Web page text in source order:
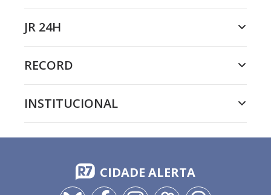
JR 24H
RECORD
INSTITUCIONAL
CIDADE ALERTA